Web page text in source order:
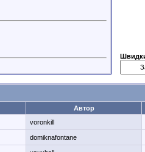
Автор
voronkill
domiknafontane